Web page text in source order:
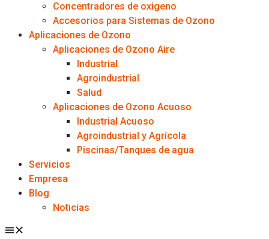
Concentradores de oxigeno
Accesorios para Sistemas de Ozono
Aplicaciones de Ozono
Aplicaciones de Ozono Aire
Industrial
Agroindustrial
Salud
Aplicaciones de Ozono Acuoso
Industrial Acuoso
Agroindustrial y Agrícola
Piscinas/Tanques de agua
Servicios
Empresa
Blog
Noticias